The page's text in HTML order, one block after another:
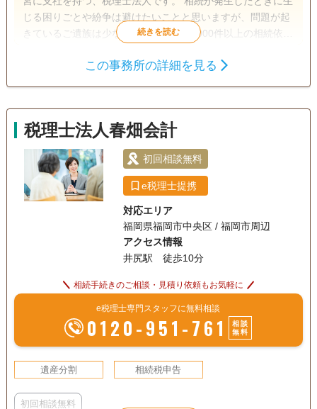
じる困りごとや紛争は避けたいことと思いますが、問題が起
きているご遺族は少なくありません。1000件以上の相続依頼
く【笑顔相続】になるよう、誠心誠意サポートさせていただ
生前贈与
訪問可 初回相談無料 事務所面談可
この事務所の詳細を見る
税理士法人春畑会計
初回相談無料
e税理士提携
対応エリア
福岡県福岡市中央区 / 福岡市周辺
アクセス情報
井尻駅 徒歩10分
相続手続きのご相談・見積り依頼もお気軽に
e税理士専門スタッフに無料相談
0120-951-761
相談
無料
遺産分割 相続税申告
初回相談無料